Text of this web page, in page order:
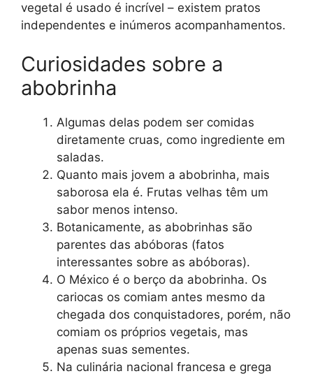
vegetal é usado é incrível – existem pratos
independentes e inúmeros acompanhamentos.
Curiosidades sobre a
abobrinha
Algumas delas podem ser comidas
diretamente cruas, como ingrediente em
saladas.
Quanto mais jovem a abobrinha, mais
saborosa ela é. Frutas velhas têm um
sabor menos intenso.
Botanicamente, as abobrinhas são
parentes das abóboras (fatos
interessantes sobre as abóboras).
O México é o berço da abobrinha. Os
cariocas os comiam antes mesmo da
chegada dos conquistadores, porém, não
comiam os próprios vegetais, mas
apenas suas sementes.
Na culinária nacional francesa e grega